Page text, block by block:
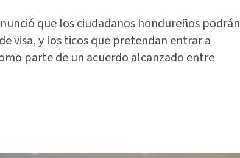
que los ciudadanos hondureños podrán
visa, y los ticos que pretendan entrar a
parte de un acuerdo alcanzado entre